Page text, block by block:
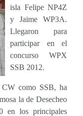
isla Felipe NP4Z
y Jaime WP3A.
Llegaron para
participar en el
concurso WPX
SSB 2012.
como SSB, ha
la de Desecheo
los principales